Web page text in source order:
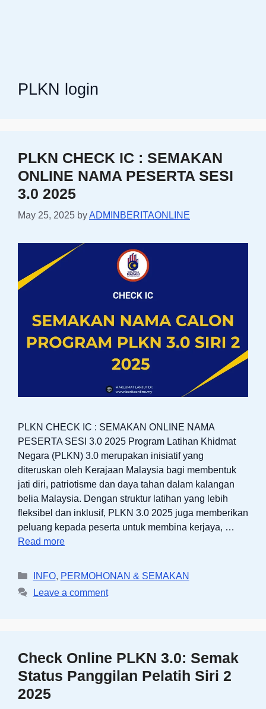
PLKN login
PLKN CHECK IC : SEMAKAN
ONLINE NAMA PESERTA SESI
3.0 2025
May 25, 2025 byADMINBERITAONLINE
PLKN CHECK IC : SEMAKAN ONLINE NAMA
PESERTA SESI 3.0 2025 Program Latihan Khidmat
Negara (PLKN) 3.0 merupakan inisiatif yang
diteruskan oleh Kerajaan Malaysia bagi membentuk
jati diri, patriotisme dan daya tahan dalam kalangan
belia Malaysia. Dengan struktur latihan yang lebih
fleksibel dan inklusif, PLKN 3.0 2025 juga memberikan
peluang kepada peserta untuk membina kerjaya, …
Read more
Categories
INFO, PERMOHONAN & SEMAKAN
Leave a comment
Check Online PLKN 3.0: Semak
Status Panggilan Pelatih Siri 2
2025